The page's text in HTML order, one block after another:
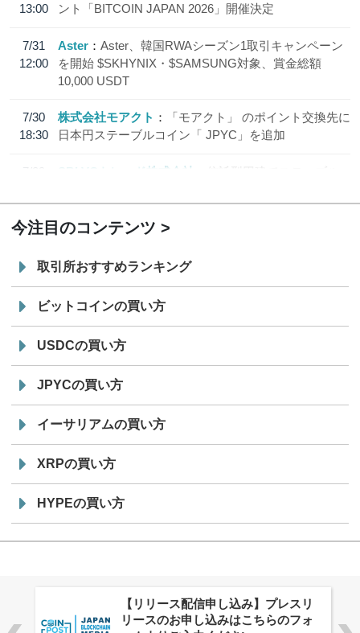
13:00
ント「BITCOIN JAPAN 2026」開催決定
7/31
12:00
Aster
Aster、韓国RWAシーズン1取引キャンペーン
を開始 $SKHYNIX・$SAMSUNG対象、賞金総額
10,000 USDT
7/30
18:30
株式会社モアクト
「モアクト」 のポイント交換先に
日本円ステーブルコイン「 JPYC」を追加
7/29
SBI VCトレード株式会社
信託型円建てステーブル
今注目のコンテンツ
取引所おすすめランキング
ビットコインの買い方
USDCの買い方
JPYCの買い方
イーサリアムの買い方
XRPの買い方
HYPEの買い方
株式会社PlnX、アジア最大級のグロ
ーバルWeb3カンファレンス